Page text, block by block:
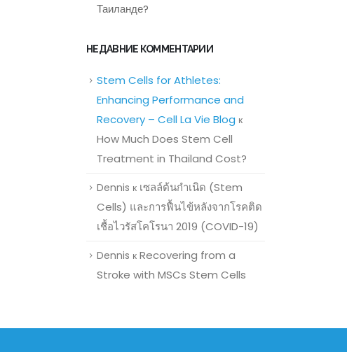
Таиланде?
НЕДАВНИЕ КОММЕНТАРИИ
Stem Cells for Athletes:
Enhancing Performance and
Recovery – Cell La Vie Blog к
How Much Does Stem Cell
Treatment in Thailand Cost?
Dennis к เซลล์ต้นกำเนิด (Stem
Cells) และการฟื้นไข้หลังจากโรคติด
เชื้อไวรัสโคโรนา 2019 (COVID-19)
Dennis к Recovering from a
Stroke with MSCs Stem Cells